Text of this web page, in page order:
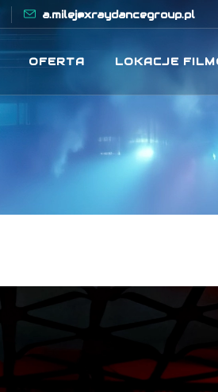
a.milej@xraydancegroup.pl
OFERTA LOKACJE